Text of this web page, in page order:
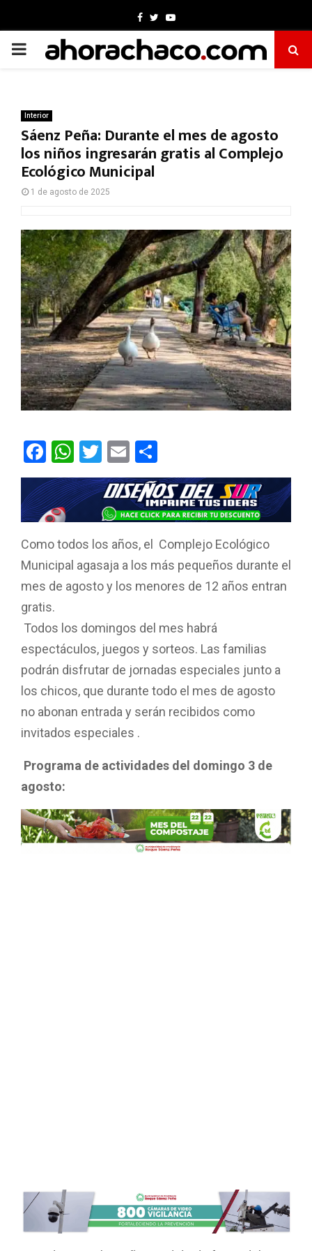
Facebook
TwitterYoutube
PRIMARY
Interior
Sáenz Peña: Durante el mes de agosto
los niños ingresarán gratis al Complejo
Ecológico Municipal
1 de agosto de 2025
F
a
ce
b
o
o
k
W
h
at
s
A
p
p
T
wi
tt
er
E
m
ail
o
m
p
ar
tir
Como todos los años, el Complejo Ecológico
Municipal agasaja a los más pequeños durante el
mes de agosto y los menores de 12 años entran
gratis.
Todos los domingos del mes habrá
espectáculos, juegos y sorteos. Las familias
podrán disfrutar de jornadas especiales junto a
los chicos, que durante todo el mes de agosto
no abonan entrada y serán recibidos como
invitados especiales .
Programa de actividades del domingo 3 de
agosto: